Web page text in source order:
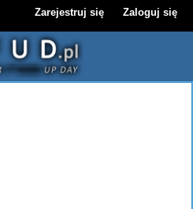
Zarejestruj się Zaloguj się